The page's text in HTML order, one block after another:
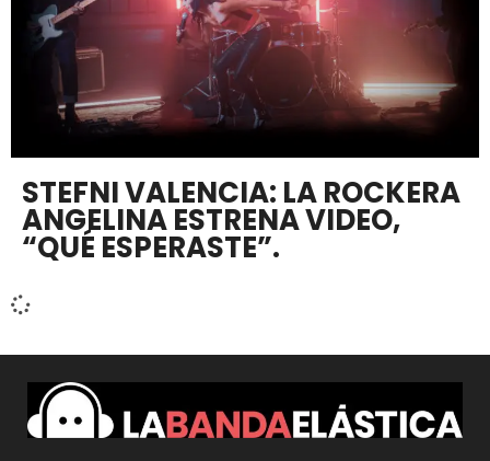
STEFNI VALENCIA: LA ROCKERA
ANGELINA ESTRENA VIDEO,
“QUÉ ESPERASTE”.